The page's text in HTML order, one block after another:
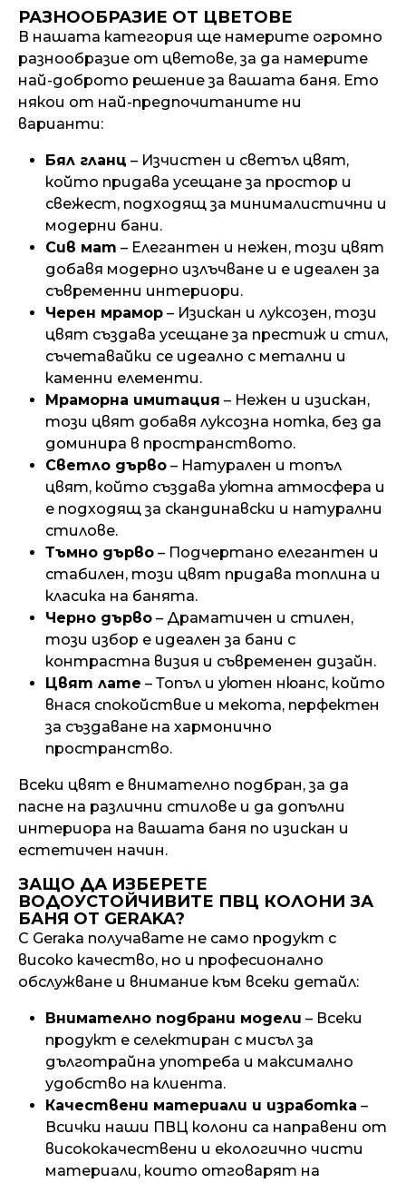
РАЗНООБРАЗИЕ ОТ ЦВЕТОВЕ
В нашата категория ще намерите огромно
разнообразие от цветове, за да намерите
най-доброто решение за вашата баня. Ето
някои от най-предпочитаните ни
варианти:
Бял гланц – Изчистен и светъл цвят,
който придава усещане за простор и
свежест, подходящ за минималистични и
модерни бани.
Сив мат – Елегантен и нежен, този цвят
добавя модерно излъчване и е идеален за
съвременни интериори.
Черен мрамор – Изискан и луксозен, този
цвят създава усещане за престиж и стил,
съчетавайки се идеално с метални и
каменни елементи.
Мраморна имитация – Нежен и изискан,
този цвят добавя луксозна нотка, без да
доминира в пространството.
Светло дърво – Натурален и топъл
цвят, който създава уютна атмосфера и
е подходящ за скандинавски и натурални
стилове.
Тъмно дърво – Подчертано елегантен и
стабилен, този цвят придава топлина и
класика на банята.
Черно дърво – Драматичен и стилен,
този избор е идеален за бани с
контрастна визия и съвременен дизайн.
Цвят лате – Топъл и уютен нюанс, който
внася спокойствие и мекота, перфектен
за създаване на хармонично
пространство.
Всеки цвят е внимателно подбран, за да
пасне на различни стилове и да допълни
интериора на вашата баня по изискан и
естетичен начин.
ЗАЩО ДА ИЗБЕРЕТЕ
ВОДОУСТОЙЧИВИТЕ ПВЦ КОЛОНИ ЗА
БАНЯ ОТ GERAKA?
С Geraka получавате не само продукт с
високо качество, но и професионално
обслужване и внимание към всеки детайл:
Внимателно подбрани модели – Всеки
продукт е селектиран с мисъл за
дълготрайна употреба и максимално
удобство на клиента.
Качествени материали и изработка –
Всички наши ПВЦ колони са направени от
висококачествени и екологично чисти
материали, които отговарят на